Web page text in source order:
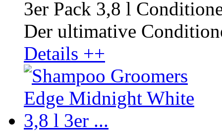
3er Pack 3,8 l
Der ultimative
Details ++